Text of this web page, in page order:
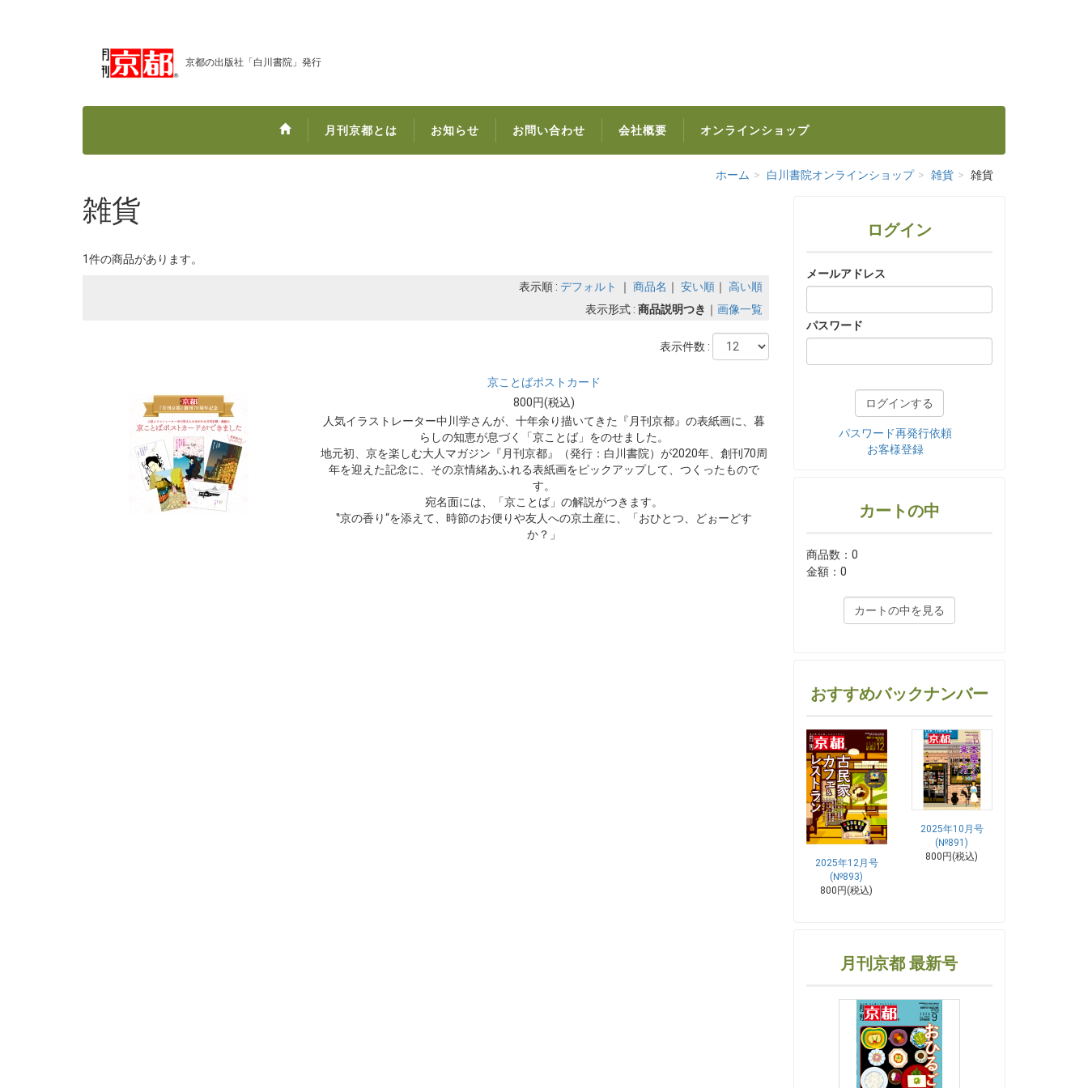
京都の出版社「白川書院」発行
月刊京都とは お知らせ お問い合わせ 会社概要 オンラインショップ
ホーム 白川書院オンラインショップ 雑貨 雑貨
雑貨
1件の商品があります。
表示順 : デフォルト ｜ 商品名 ｜ 安い順｜ 高い順
表示形式 : 商品説明つき ｜ 画像一覧
表示件数 :
京ことばポストカード
800円(税込)
人気イラストレーター中川学さんが、十年余り描いてきた『月刊京都』の表紙画に、暮
らしの知恵が息づく「京ことば」をのせました。
地元初、京を楽しむ大人マガジン『月刊京都』（発行：白川書院）が2020年、創刊70周
年を迎えた記念に、その京情緒あふれる表紙画をピックアップして、つくったもので
す。
宛名面には、「京ことば」の解説がつきます。
‟京の香り“を添えて、時節のお便りや友人への京土産に、「おひとつ、どぉーどす
か？」
ログイン
メールアドレス
パスワード
パスワード再発行依頼
お客様登録
カートの中
商品数：0
金額：0
カートの中を見る
おすすめバックナンバー
2025年12月号
(№893)
800円(税込)
2025年10月号
(№891)
800円(税込)
月刊京都 最新号